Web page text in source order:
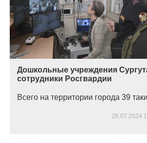
Дошкольные учреждения
сотрудники Росгвардии
Всего на территории города 39
26.07.2024